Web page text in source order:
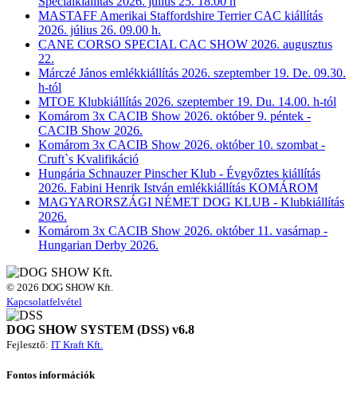
MASTAFF Amerikai Staffordshire Terrier CAC kiállítás
2026. július 26. 09.00 h.
CANE CORSO SPECIAL CAC SHOW 2026. augusztus
22.
Márczé János emlékkiállítás 2026. szeptember 19. De. 09.30.
h-tól
MTOE Klubkiállítás 2026. szeptember 19. Du. 14.00. h-tól
Komárom 3x CACIB Show 2026. október 9. péntek -
CACIB Show 2026.
Komárom 3x CACIB Show 2026. október 10. szombat -
Cruft`s Kvalifikáció
Hungária Schnauzer Pinscher Klub - Évgyőztes kiállítás
2026. Fabini Henrik István emlékkiállítás KOMÁROM
MAGYARORSZÁGI NÉMET DOG KLUB - Klubkiállítás
2026.
Komárom 3x CACIB Show 2026. október 11. vasárnap -
Hungarian Derby 2026.
© 2026 DOG SHOW Kft.
Kapcsolatfelvétel
DOG SHOW SYSTEM (DSS) v6.8
Fejlesztő: IT Kraft Kft.
Fontos információk